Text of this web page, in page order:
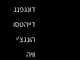
דונגפנג
דייהטסו
הונגצ'י
וויה